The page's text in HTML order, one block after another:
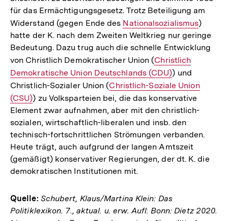
für das Ermächtigungsgesetz. Trotz Beteiligung am
Widerstand (gegen Ende des Interner
Link:
Nationalsozialismus)
hatte der K. nach dem Zweiten Weltkrieg nur geringe
Bedeutung. Dazu trug auch die schnelle Entwicklung
von Christlich Demokratischer Union (Interner
Link:
Christlich
Demokratische Union Deutschlands (CDU)) und
Christlich-Sozialer Union (Interner
Link:
Christlich-Soziale Union
(CSU)) zu Volksparteien bei, die das konservative
Element zwar aufnahmen, aber mit den christlich-
sozialen, wirtschaftlich-liberalen und insb. den
technisch-fortschrittlichen Strömungen verbanden.
Heute trägt, auch aufgrund der langen Amtszeit
(gemäßigt) konservativer Regierungen, der dt. K. die
demokratischen Institutionen mit.
Quelle: Schubert, Klaus/Martina Klein: Das
Politiklexikon. 7., aktual. u. erw. Aufl. Bonn: Dietz 2020.